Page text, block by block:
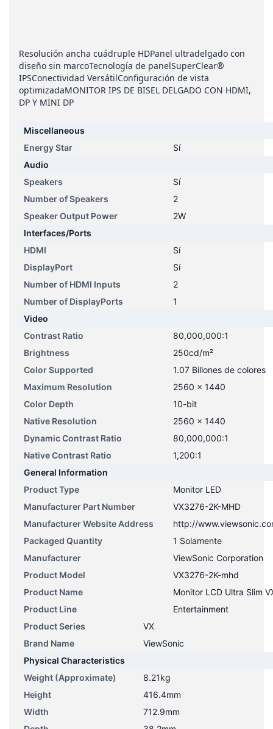
Resolución ancha cuádruple HDPanel ultradelgado con
diseño sin marcoTecnología de panelSuperClear®
IPSConectividad VersátilConfiguración de vista
optimizadaMONITOR IPS DE BISEL DELGADO CON HDMI,
DP Y MINI DP
Miscellaneous
Energy Star
Sí
Audio
Speakers
Sí
Number of Speakers
2
Speaker Output Power
2W
Interfaces/Ports
HDMI
Sí
DisplayPort
Sí
Number of HDMI Inputs
2
Number of DisplayPorts
1
Video
Contrast Ratio
80,000,000:1
Brightness
250cd/m²
Color Supported
1.07 Billones de colores
Maximum Resolution
2560 x 1440
Color Depth
10-bit
Native Resolution
2560 x 1440
Dynamic Contrast Ratio
80,000,000:1
Native Contrast Ratio
1,200:1
General Information
Product Type
Monitor LED
Manufacturer Part Number
VX3276-2K-MHD
Manufacturer Website Address
http://
Packaged Quantity
1 Solamente
Manufacturer
ViewSonic Corporation
Product Model
VX3276-2K-mhd
Product Name
Monitor LCD Ultra Slim
Product Line
Entertainment
Product Series
VX
Brand Name
ViewSonic
Physical Characteristics
Weight (Approximate)
8.21kg
Height
416.4mm
Width
712.9mm